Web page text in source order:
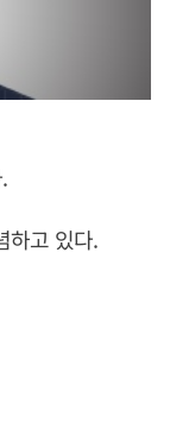
하고 있다.